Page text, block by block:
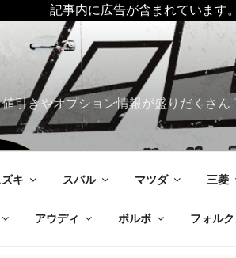
記事内に広告が含まれています。
引きやオプション情報が盛りだくさん
ズキ スバル マツダ 三菱
アウディ ボルボ フォル